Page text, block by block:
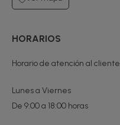
HORARIOS
Horario de atención al cliente
Lunes a Viernes
De 9:00 a 18:00 horas